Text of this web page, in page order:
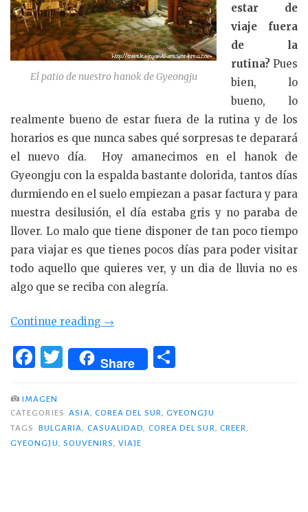
El patio de nuestro hanok de Gyeongju
estar de
viaje fuera
de la
rutina? Pues
bien, lo
bueno, lo
realmente bueno de estar fuera de la rutina y de los
horarios es que nunca sabes qué sorpresas te deparará
el nuevo día. Hoy amanecimos en el hanok de
Gyeongju con la espalda bastante dolorida, tantos días
durmiendo en el suelo empiezan a pasar factura y para
nuestra desilusión, el día estaba gris y no paraba de
llover. Lo malo que tiene disponer de tan poco tiempo
para viajar es que tienes pocos días para poder visitar
todo aquello que quieres ver, y un dia de lluvia no es
algo que se reciba con alegría.
Continue reading «Gyeongju
de
con
souvenirs
búlgaros
→
F
c
e
b
T
w
te
r
Share
p
IMAGEN
CATEGORIES ASIA, COREA DEL SUR, GYEONGJU
TAGS
BULGARIA, CASUALIDAD, COREA DEL SUR, CREER,
GYEONGJU, SOUVENIRS, VIAJE